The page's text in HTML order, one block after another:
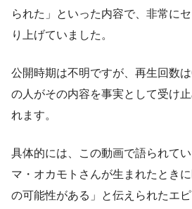
られた」といった内容で、非常に
り上げていました。
公開時期は不明ですが、再生回数
の人がその内容を事実として受け
れます。
具体的には、この動画で語られて
マ・オカモトさんが生まれたとき
の可能性がある」と伝えられたエピ